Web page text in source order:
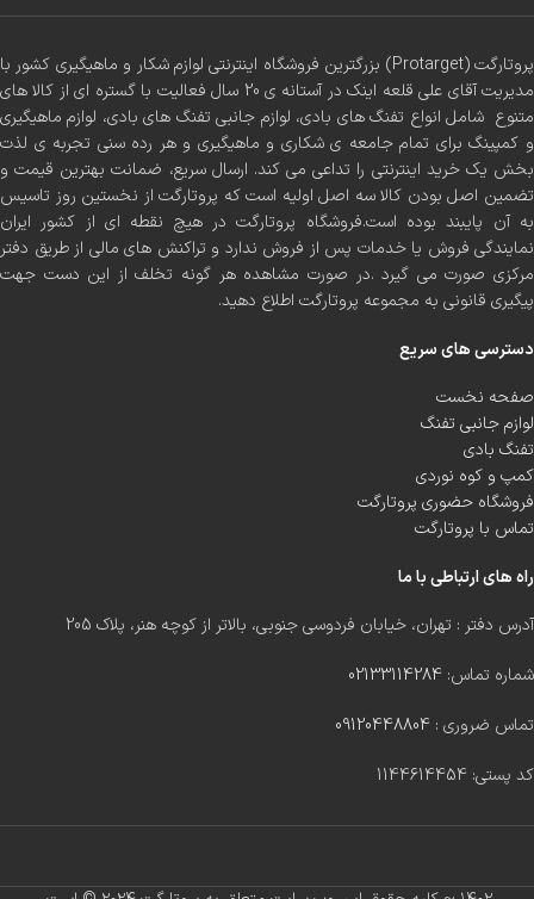
پروتارگت (Protarget) بزرگترین فروشگاه اینترنتی لوازم شکار و ماهیگیری کشور با
مدیریت آقای علی قلعه اینک در آستانه ی 20 سال فعالیت با گستره ای از کالا های
متنوع شامل انواع تفنگ های بادی، لوازم جانبی تفنگ های بادی، لوازم ماهیگیری
و کمپینگ برای تمام جامعه ی شکاری و ماهیگیری و هر رده سنی تجربه ی لذت
بخش یک خرید اینترنتی را تداعی می کند. ارسال سریع، ضمانت بهترین قیمت و
تضمین اصل بودن کالا سه اصل اولیه است که پروتارگت از نخستین روز تاسیس
به آن پایبند بوده است.فروشگاه پروتارگت در هیچ نقطه ای از کشور ایران
نمایندگی فروش یا خدمات پس از فروش ندارد و تراکنش های مالی از طریق دفتر
مرکزی صورت می گیرد .در صورت مشاهده هر گونه تخلف از این دست جهت
پیگیری قانونی به مجموعه پروتارگت اطلاع دهید.
دسترسی های سریع
صفحه نخست
لوازم جانبی تفنگ
تفنگ بادی
کمپ و کوه نوردی
فروشگاه حضوری پروتارگت
تماس با پروتارگت
راه های ارتباطی با ما
آدرس دفتر : تهران، خیابان فردوسی جنوبی، بالاتر از کوچه هنر، پلاک 205
شماره تماس: 02133114284
تماس ضروری : 09120448804
کد پستی: 1144614454